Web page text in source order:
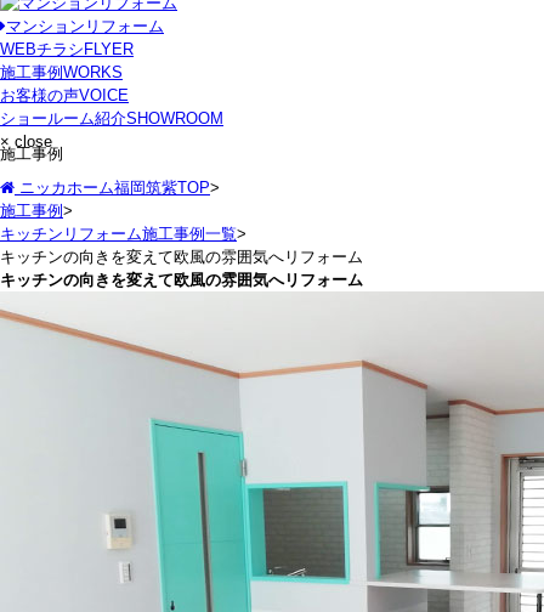
マンションリフォーム
WEBチラシ FLYER
施工事例 WORKS
お客様の声VOICE
ショールーム紹介SHOWROOM
× close
施工事例
ニッカホーム福岡筑紫TOP>
施工事例 >
キッチンリフォーム施工事例一覧>
キッチンの向きを変えて欧風の雰囲気へリフォーム
キッチンの向きを変えて欧風の雰囲気へリフォーム